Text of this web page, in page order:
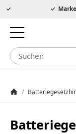
Hotline 0049 6205
/